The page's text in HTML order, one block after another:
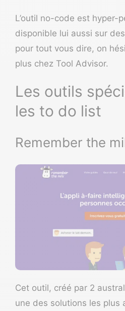
L’outil no-code est hyper-
disponible lui aussi sur
pour tout vous dire, on
plus chez Tool Advisor.
Les outils
les to do list
Remember the
Cet outil, créé par 2
une des solutions les plus